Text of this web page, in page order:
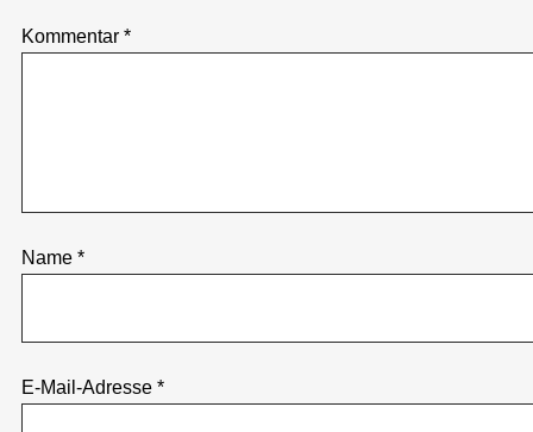
Kommentar *
Name *
E-Mail-Adresse *